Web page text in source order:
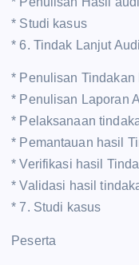
* Studi kasus
* 6. Tindak Lanjut
* Penulisan Tindakan
* Penulisan Laporan
* Pelaksanaan
* Pemantauan hasil
* Verifikasi hasil
* Validasi hasil
* 7. Studi kasus
Peserta